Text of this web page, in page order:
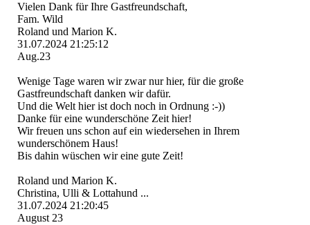
Vielen Dank für Ihre Gastfreundschaft,
Fam. Wild
Roland und Marion K.
31.07.2024 21:25:12
Aug.23
Wenige Tage waren wir zwar nur hier, für die große
Gastfreundschaft danken wir dafür.
Und die Welt hier ist doch noch in Ordnung :-))
Danke für eine wunderschöne Zeit hier!
Wir freuen uns schon auf ein wiedersehen in Ihrem
wunderschönem Haus!
Bis dahin wüschen wir eine gute Zeit!
Roland und Marion K.
Christina, Ulli & Lottahund ...
31.07.2024 21:20:45
August 23